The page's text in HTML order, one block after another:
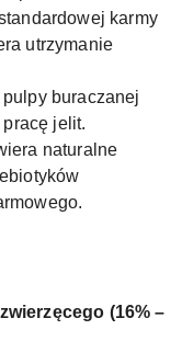
karmy
utrzymanie
buraczanej
jelit.
naturalne
(16% –